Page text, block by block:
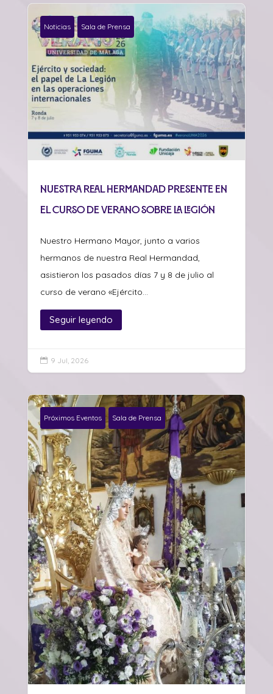
Noticias Sala de Prensa
Nuestra Real Hermandad presente en
el curso de verano sobre La Legión
Nuestro Hermano Mayor, junto a varios
hermanos de nuestra Real Hermandad,
asistieron los pasados días 7 y 8 de julio al
curso de verano «Ejército...
Seguir leyendo
 9 Jul, 2026
Próximos Eventos Sala de Prensa